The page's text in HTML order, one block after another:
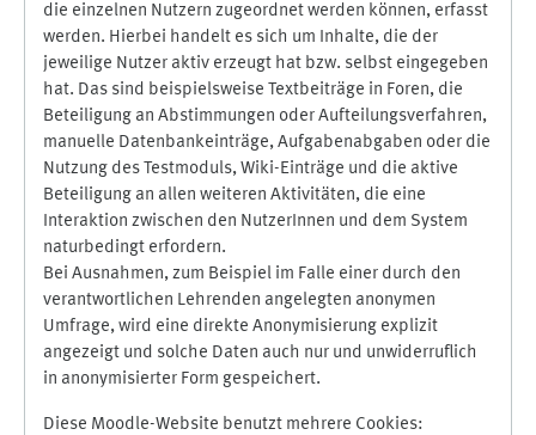
die einzelnen Nutzern zugeordnet werden können, erfasst
werden. Hierbei handelt es sich um Inhalte, die der
jeweilige Nutzer aktiv erzeugt hat bzw. selbst eingegeben
hat. Das sind beispielsweise Textbeiträge in Foren, die
Beteiligung an Abstimmungen oder Aufteilungsverfahren,
manuelle Datenbankeinträge, Aufgabenabgaben oder die
Nutzung des Testmoduls, Wiki-Einträge und die aktive
Beteiligung an allen weiteren Aktivitäten, die eine
Interaktion zwischen den NutzerInnen und dem System
naturbedingt erfordern.
Bei Ausnahmen, zum Beispiel im Falle einer durch den
verantwortlichen Lehrenden angelegten anonymen
Umfrage, wird eine direkte Anonymisierung explizit
angezeigt und solche Daten auch nur und unwiderruflich
in anonymisierter Form gespeichert.
Diese Moodle-Website benutzt mehrere Cookies: